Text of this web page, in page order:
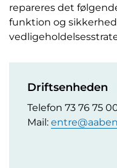
repareres det
funktion og
Driftsenheden
Telefon 73 76 75
Mail: